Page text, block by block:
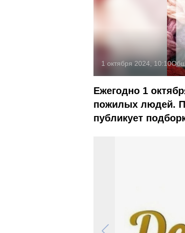
1 октября 2024, 10:10
Ежегодно 1
пожилых людей.
публикует